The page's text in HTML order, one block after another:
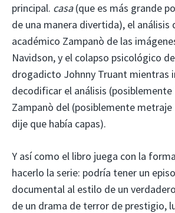
principal. casa(que es más grande
de una manera divertida), el análisis
académico Zampanò de las
Navidson, y el colapso psicológico
drogadicto Johnny Truant mientras
decodificar el análisis
Zampanò del (posiblemente
dije que había capas).
Y así como el libro juega con la
hacerlo la serie: podría tener un
documental al estilo de un
de un drama de terror de prestigio,